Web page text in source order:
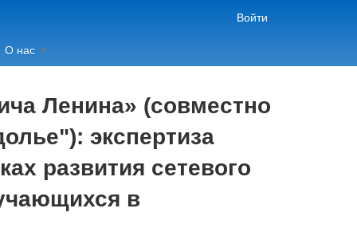
Войти
О нас
Ленина» (совместно
экспертиза
развития сетевого
в